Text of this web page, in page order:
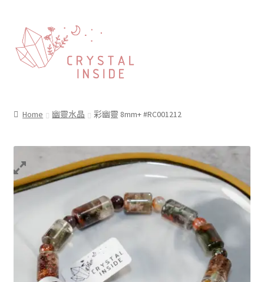
Home 幽靈水晶 彩幽靈 8mm+ #RC001212